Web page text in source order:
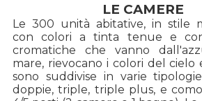
LE CAMERE
Le 300 unità abitative, in stile
con colori a tinta tenue e
cromatiche che vanno
mare, rievocano i colori del cielo
sono suddivise in varie
doppie, triple, triple plus, e